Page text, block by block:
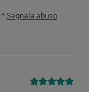
• secondo l'opinione
Segnala abuso